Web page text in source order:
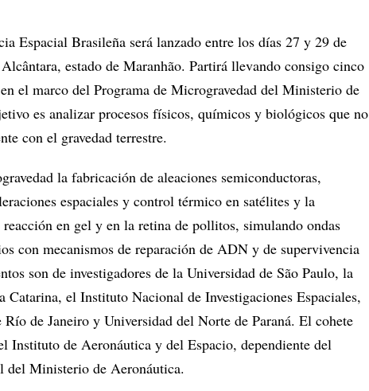
Espacial Brasileña será lanzado entre los días 27 y 29 de
estado de Maranhão. Partirá llevando consigo cinco
el marco del Programa de Microgravedad del Ministerio de
es analizar procesos físicos, químicos y biológicos que no
con el gravedad terrestre.
la fabricación de aleaciones semiconductoras,
espaciales y control térmico en satélites y la
en gel y en la retina de pollitos, simulando ondas
con mecanismos de reparación de ADN y de supervivencia
son de investigadores de la Universidad de São Paulo, la
Catarina, el Instituto Nacional de Investigaciones Espaciales,
de Janeiro y Universidad del Norte de Paraná. El cohete
Instituto de Aeronáutica y del Espacio, dependiente del
del Ministerio de Aeronáutica.